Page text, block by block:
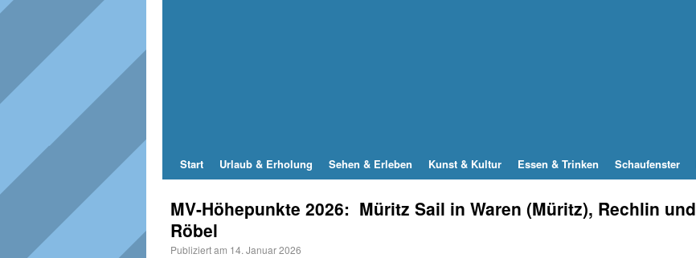
Start Urlaub & Erholung Sehen & Erleben Kunst & Kultur Essen & Trinken Schaufenster
MV-Höhepunkte 2026: Müritz Sail in Waren (Müritz), Rechlin und
Röbel
Publiziert am 14. Januar 2026